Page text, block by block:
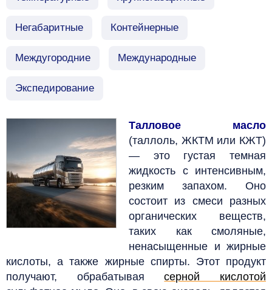
Негабаритные Контейнерные
Междугородние Международные
Экспедирование
Талловое масло
(таллоль, ЖКТМ или КЖТ)
— это густая темная
жидкость с интенсивным,
резким запахом. Оно
состоит из смеси разных
органических веществ,
таких как смоляные,
ненасыщенные и жирные
кислоты, а также жирные спирты. Этот продукт
получают, обрабатываясерной кислотой